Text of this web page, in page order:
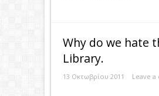
Why do we hate
Library.
13 Οκτωβρίου 2011 Leave